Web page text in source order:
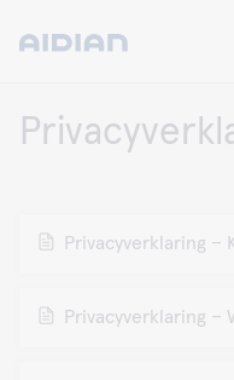
Privacyverklaring –
Privacyverklaring –